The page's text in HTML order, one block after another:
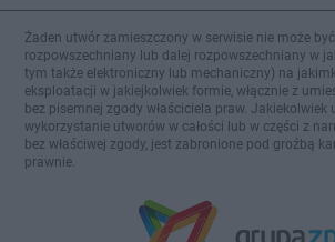
Żaden utwór zamieszczony w serwisie nie może
rozpowszechniany lub dalej rozpowszechniany w
tym także elektroniczny lub mechaniczny) na
eksploatacji w jakiejkolwiek formie, włącznie z
bez pisemnej zgody właściciela praw. Jakiekolwiek
wykorzystanie utworów w całości lub w części z
bez właściwej zgody, jest zabronione pod groźbą
prawnie.